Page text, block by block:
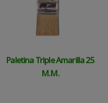
Paletina Triple Amarilla 25
M.m.